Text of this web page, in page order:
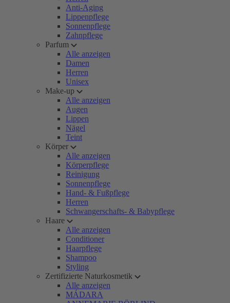
Anti-Aging
Lippenpflege
Sonnenpflege
Zahnpflege
Parfum
Alle anzeigen
Damen
Herren
Unisex
Make-up
Alle anzeigen
Augen
Lippen
Nägel
Teint
Körper
Alle anzeigen
Körperpflege
Reinigung
Sonnenpflege
Hand- & Fußpflege
Herren
Schwangerschafts- & Babypflege
Haare
Alle anzeigen
Conditioner
Haarpflege
Shampoo
Styling
Zertifizierte Naturkosmetik
Alle anzeigen
MÁDARA